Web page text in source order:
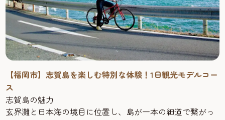
【福岡市】志賀島を楽しむ特別な体験！1日観光モデルコー
ス
志賀島の魅力
玄界灘と日本海の境目に位置し、島が一本の細道で繋がっ